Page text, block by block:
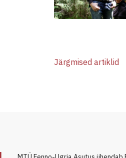
Järgmised artiklid